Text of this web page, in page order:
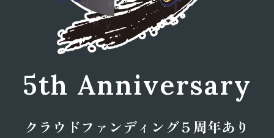
5th Anniversary
クラウドファンディング５ 周年あり